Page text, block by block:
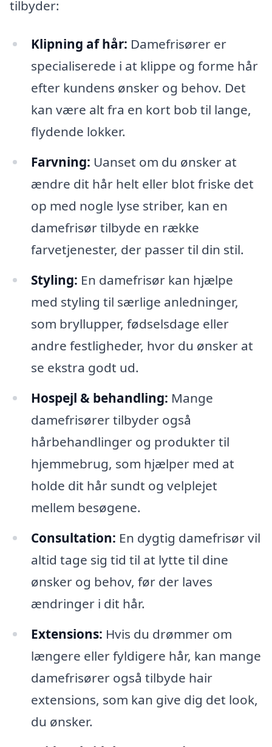
tilbyder:
Klipning af hår: Damefrisører er
specialiserede i at klippe og forme hår
efter kundens ønsker og behov. Det
kan være alt fra en kort bob til lange,
flydende lokker.
Farvning: Uanset om du ønsker at
ændre dit hår helt eller blot friske det
op med nogle lyse striber, kan en
damefrisør tilbyde en række
farvetjenester, der passer til din stil.
Styling: En damefrisør kan hjælpe
med styling til særlige anledninger,
som bryllupper, fødselsdage eller
andre festligheder, hvor du ønsker at
se ekstra godt ud.
Hospejl & behandling: Mange
damefrisører tilbyder også
hårbehandlinger og produkter til
hjemmebrug, som hjælper med at
holde dit hår sundt og velplejet
mellem besøgene.
Consultation: En dygtig damefrisør vil
altid tage sig tid til at lytte til dine
ønsker og behov, før der laves
ændringer i dit hår.
Extensions: Hvis du drømmer om
længere eller fyldigere hår, kan mange
damefrisører også tilbyde hair
extensions, som kan give dig det look,
du ønsker.